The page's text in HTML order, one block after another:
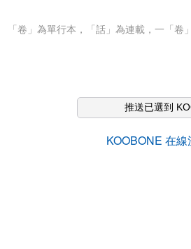
「卷」為單行本，「話」為連載，一「卷
推送已選到
KOOBONE 在